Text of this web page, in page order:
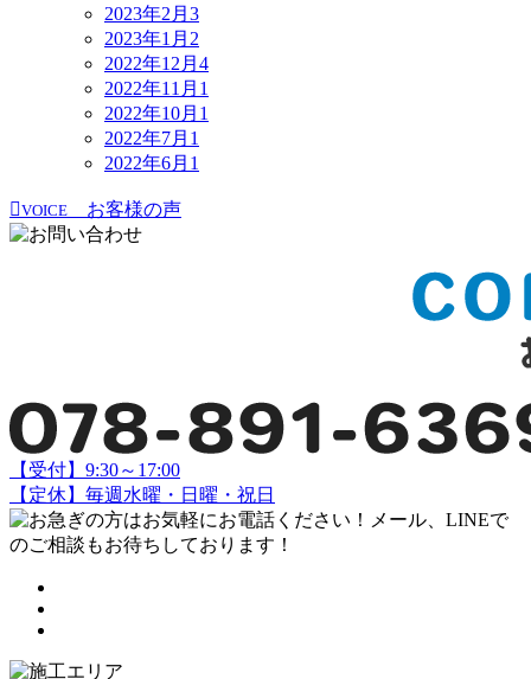
2023年2月 3
2023年1月 2
2022年12月 4
2022年11月 1
2022年10月 1
2022年7月 1
2022年6月 1
VOICE お客様の声
【受付】9:30～17:00
【定休】毎週水曜・日曜・祝日